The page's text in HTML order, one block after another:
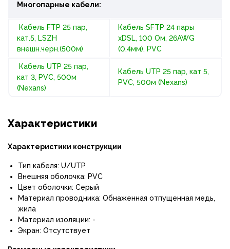
Многопарные кабели:
Кабель FTP 25 пар,
кат.5, LSZH
внешн.черн.(500м)
Кабель SFTP 24 пары
xDSL, 100 Oм, 26AWG
(0.4мм), PVC
Кабель UTP 25 пар,
кат 3, PVC, 500м
(Nexans)
Кабель UTP 25 пар, кат 5,
PVC, 500м (Nexans)
Характеристики
Характеристики конструкции
Тип кабеля: U/UTP
Внешняя оболочка: PVC
Цвет оболочки: Серый
Материал проводника: Обнаженная отпущенная медь,
жила
Материал изоляции: -
Экран: Отсутствует